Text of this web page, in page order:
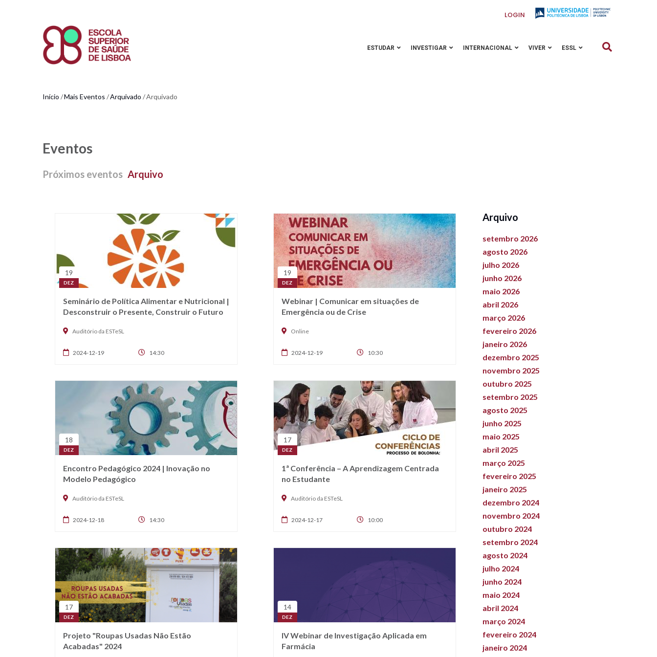
LOGIN
ESTUDAR INVESTIGAR INTERNACIONAL VIVER ESSL
Navegação
Início Mais Eventos Arquivado Arquivado
Eventos
Próximos eventos Arquivo
19
DEZ
Seminário de Política Alimentar e Nutricional |
Desconstruir o Presente, Construir o Futuro
Auditório da ESTeSL
2024-12-19 14:30
19
DEZ
Webinar | Comunicar em situações de
Emergência ou de Crise
Online
2024-12-19 10:30
18
DEZ
Encontro Pedagógico 2024 | Inovação no
Modelo Pedagógico
Auditório da ESTeSL
2024-12-18 14:30
17
DEZ
1ª Conferência – A Aprendizagem Centrada
no Estudante
Auditório da ESTeSL
2024-12-17 10:00
17
DEZ
Projeto "Roupas Usadas Não Estão
Acabadas" 2024
14
DEZ
IV Webinar de Investigação Aplicada em
Farmácia
Arquivo
setembro 2026
agosto 2026
julho 2026
junho 2026
maio 2026
abril 2026
março 2026
fevereiro 2026
janeiro 2026
dezembro 2025
novembro 2025
outubro 2025
setembro 2025
agosto 2025
junho 2025
maio 2025
abril 2025
março 2025
fevereiro 2025
janeiro 2025
dezembro 2024
novembro 2024
outubro 2024
setembro 2024
agosto 2024
julho 2024
junho 2024
maio 2024
abril 2024
março 2024
fevereiro 2024
janeiro 2024